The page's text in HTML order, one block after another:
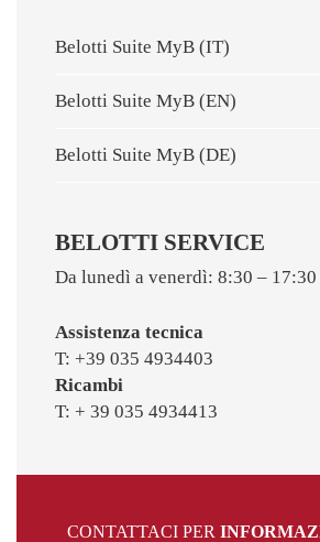
Belotti Suite MyB (IT)
Belotti Suite MyB (EN)
Belotti Suite MyB (DE)
BELOTTI SERVICE
Da lunedì a venerdì: 8:30 – 17:30
Assistenza tecnica
T: +39 035 4934403
Ricambi
T: + 39 035 4934413
CONTATTACI PER